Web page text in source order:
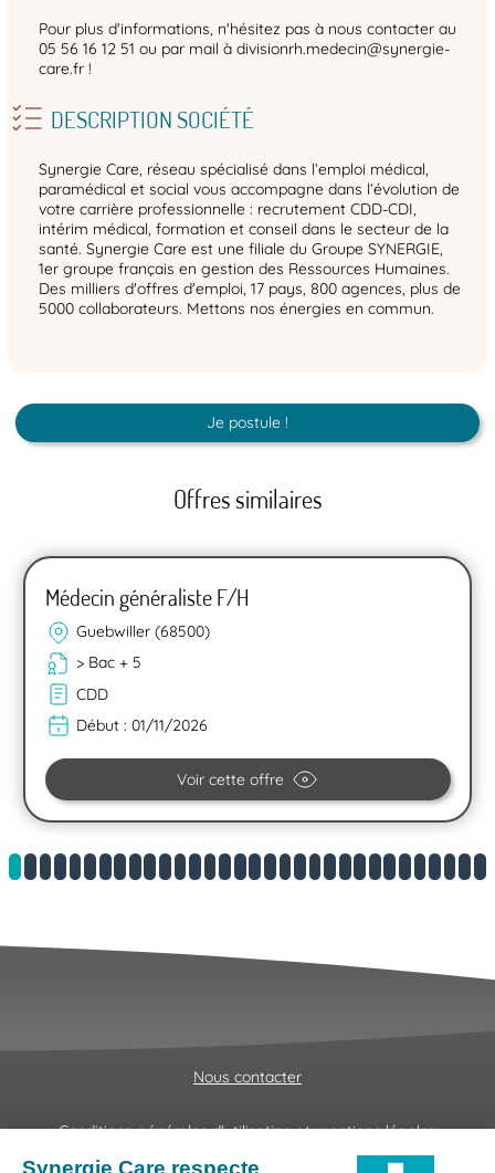
Pour plus d'informations, n'hésitez pas à nous contacter au
05 56 16 12 51 ou par mail à divisionrh.medecin@synergie-
care.fr !
DESCRIPTION SOCIÉTÉ
Synergie Care, réseau spécialisé dans l’emploi médical,
paramédical et social vous accompagne dans l’évolution de
votre carrière professionnelle : recrutement CDD-CDI,
intérim médical, formation et conseil dans le secteur de la
santé. Synergie Care est une filiale du Groupe SYNERGIE,
1er groupe français en gestion des Ressources Humaines.
Des milliers d'offres d'emploi, 17 pays, 800 agences, plus de
5000 collaborateurs. Mettons nos énergies en commun.
Je postule !
Offres similaires
Médecin généraliste F/H
Guebwiller (68500)
> Bac + 5
CDD
Début : 01/11/2026
Voir cette offre
Nous contacter
Conditions générales d'utilisation et mentions légales